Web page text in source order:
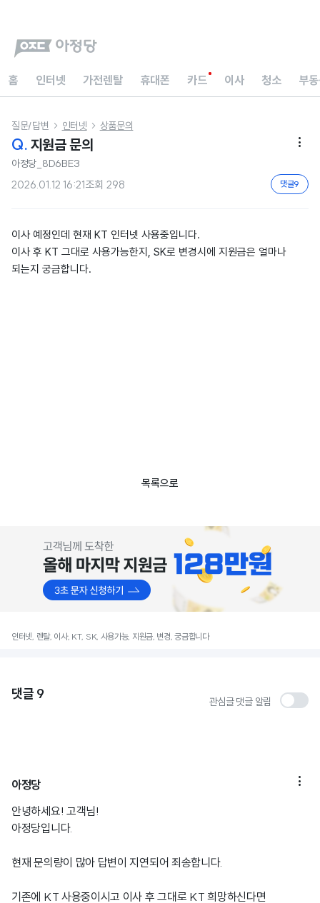
홈 인터넷 가전렌탈 휴대폰 카드 이사 청소 부
질문/답변  인터넷  상품문의
Q. 지원금 문의 
아정당_8D6BE3
2026.01.12 16:21조회 298 댓글9
이사 예정인데 현재 KT 인터넷 사용중입니다.
이사 후 KT 그대로 사용가능한지, SK로 변경시에 지원금은 얼마나
되는지 궁금합니다.
목록으로
인터넷, 렌탈, 이사, KT, SK, 사용가능, 지원금, 변경, 궁금합니다
댓글 9 관심글 댓글 알림
아정당 
안녕하세요! 고객님!
아정당입니다.
현재 문의량이 많아 답변이 지연되어 죄송합니다.
기존에 KT 사용중이시고 이사 후 그대로 KT 희망하신다면